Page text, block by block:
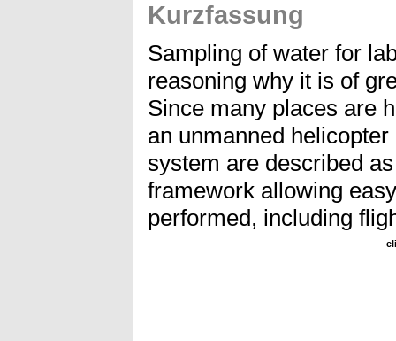
Kurzfassung
Sampling of water for
reasoning why it is of
Since many places are
an unmanned
system are described
framework allowing
performed, including